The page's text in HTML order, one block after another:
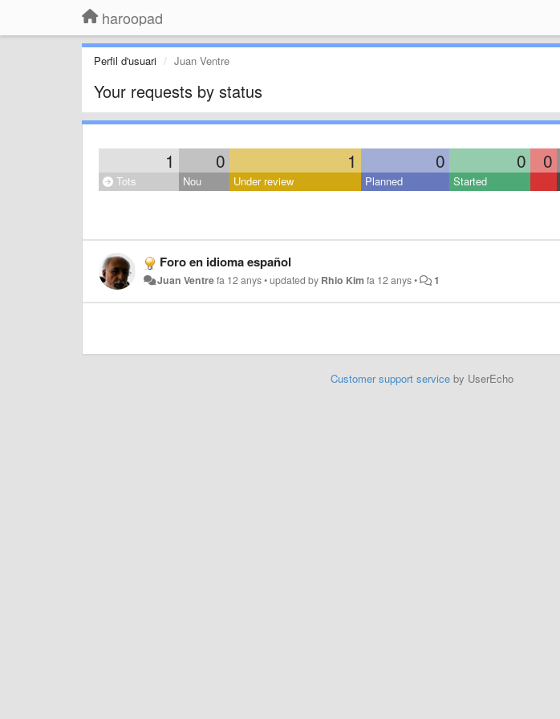
haroopad
Perfil d'usuari Juan Ventre
Your requests by status
1 0 1 0 0 0
Tots Nou Under review Planned Started
Foro en idioma español
Juan Ventrefa 12 anys•updated by Rhio Kim fa 12 anys• 1
Customer support serviceby UserEcho